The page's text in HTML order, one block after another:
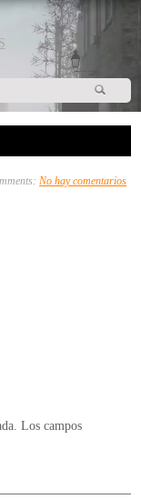
No hay comentariosen
Los campos